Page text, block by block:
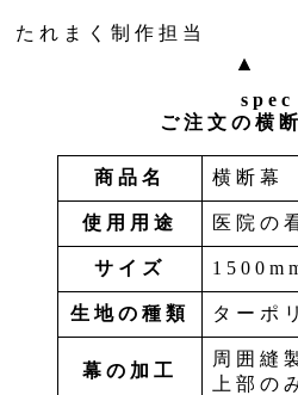
たれまく制作担当
spec
ご注文の横
商品名 横断幕
使用用途 医院の
サイズ
生地の種類 ターポ
幕の加工
周囲縫
上部の